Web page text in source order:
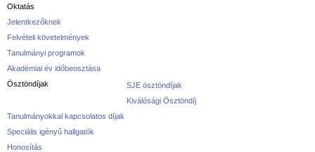
Oktatás
Jelentkezőknek
Felvételi követelmények
Tanulmányi programok
Akadémiai év időbeosztása
Ösztöndíjak
SJE ösztöndíjak
Kiválósági Ösztöndíj
Tanulmányokkal kapcsolatos díjak
Speciális igényű hallgatók
Honosítás